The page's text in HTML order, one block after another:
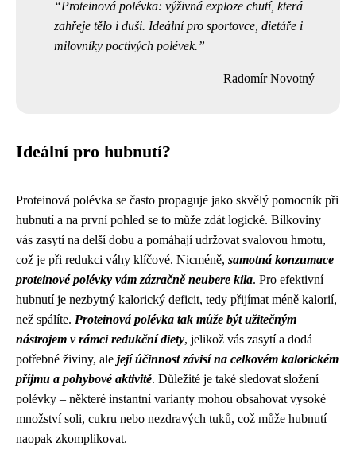
Proteinová polévka: výživná exploze chutí, která
zahřeje tělo i duši. Ideální pro sportovce, dietáře i
milovníky poctivých polévek.
Radomír Novotný
Ideální pro hubnutí?
Proteinová polévka se často propaguje jako skvělý pomocník při
hubnutí a na první pohled se to může zdát logické. Bílkoviny
vás zasytí na delší dobu a pomáhají udržovat svalovou hmotu,
což je při redukci váhy klíčové. Nicméně, samotná konzumace
proteinové polévky vám zázračně neubere kila. Pro efektivní
hubnutí je nezbytný kalorický deficit, tedy přijímat méně kalorií,
než spálíte. Proteinová polévka tak může být užitečným
nástrojem v rámci redukční diety, jelikož vás zasytí a dodá
potřebné živiny, ale její účinnost závisí na celkovém kalorickém
příjmu a pohybové aktivitě. Důležité je také sledovat složení
polévky – některé instantní varianty mohou obsahovat vysoké
množství soli, cukru nebo nezdravých tuků, což může hubnutí
naopak zkomplikovat.